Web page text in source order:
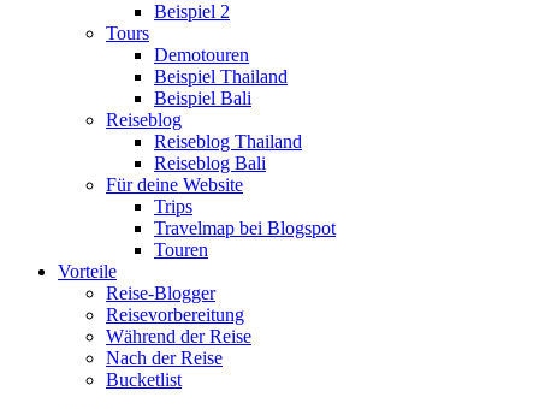
Beispiel 2
Tours
Demotouren
Beispiel Thailand
Beispiel Bali
Reiseblog
Reiseblog Thailand
Reiseblog Bali
Für deine Website
Trips
Travelmap bei Blogspot
Touren
Vorteile
Reise-Blogger
Reisevorbereitung
Während der Reise
Nach der Reise
Bucketlist